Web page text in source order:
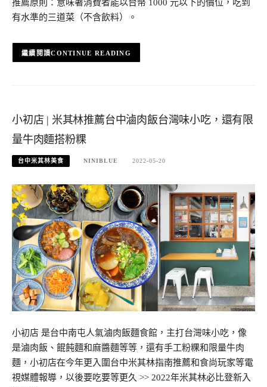
推薦原則：意味著消費者能以台幣 1000 元以下的價位，吃到
有水準的三道菜（不含飲料）。
CONTINUE READING
小初店 | 米其林推薦台中滷肉飯台灣味小吃，還有限
量牛肉麵搭粉粿
台中米其林美食 NINIBLUE 2022-05-20
小初店 是台中南屯人氣滷肉飯麵食館，主打台灣味小吃，像
是滷肉飯、餛飩麵和麻醬麵等等，還有手工粉粿和限量牛肉
麵，小初店在今年更入圍台中米其林指南推薦和食尚玩家等電
視媒體報導，以後要吃要等更久 >> 2022年米其林必比登新入